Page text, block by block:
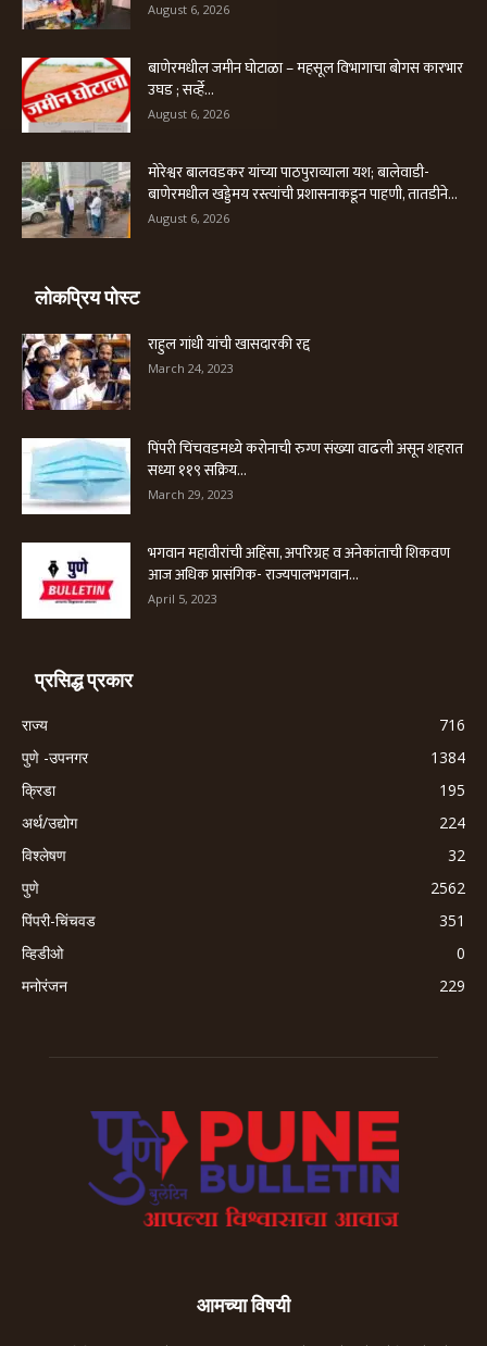
August 6, 2026
बाणेरमधील जमीन घोटाळा – महसूल विभागाचा बोगस कारभार
उघड ; सर्व्हे...
August 6, 2026
मोरेश्वर बालवडकर यांच्या पाठपुराव्याला यश; बालेवाडी-
बाणेरमधील खड्डेमय रस्त्यांची प्रशासनाकडून पाहणी, तातडीने...
August 6, 2026
लोकप्रिय पोस्ट
राहुल गांधी यांची खासदारकी रद्द
March 24, 2023
पिंपरी चिंचवडमध्ये करोनाची रुग्ण संख्या वाढली असून शहरात
सध्या ११९ सक्रिय...
March 29, 2023
भगवान महावीरांची अहिंसा, अपरिग्रह व अनेकांताची शिकवण
आज अधिक प्रासंगिक- राज्यपालभगवान...
April 5, 2023
प्रसिद्ध प्रकार
राज्य
716
पुणे -उपनगर
1384
क्रिडा
195
अर्थ/उद्योग
224
विश्लेषण
32
पुणे
2562
पिंपरी-चिंचवड
351
व्हिडीओ
0
मनोरंजन
229
आमच्या विषयी